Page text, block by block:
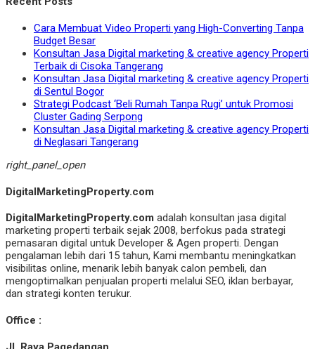
Cara Membuat Video Properti yang High-Converting Tanpa
Budget Besar
Konsultan Jasa Digital marketing & creative agency Properti
Terbaik di Cisoka Tangerang
Konsultan Jasa Digital marketing & creative agency Properti
di Sentul Bogor
Strategi Podcast ‘Beli Rumah Tanpa Rugi’ untuk Promosi
Cluster Gading Serpong
Konsultan Jasa Digital marketing & creative agency Properti
di Neglasari Tangerang
right_panel_open
DigitalMarketingProperty.com
DigitalMarketingProperty.com adalah konsultan jasa digital
marketing properti terbaik sejak 2008, berfokus pada strategi
pemasaran digital untuk Developer & Agen properti. Dengan
pengalaman lebih dari 15 tahun, Kami membantu meningkatkan
visibilitas online, menarik lebih banyak calon pembeli, dan
mengoptimalkan penjualan properti melalui SEO, iklan berbayar,
dan strategi konten terukur.
Office :